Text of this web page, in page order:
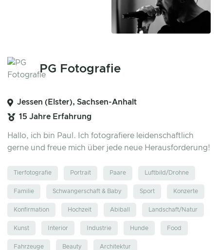
PG Fotografie
Jessen (Elster), Sachsen-Anhalt
15 Jahre Erfahrung
Hallo, ich bin Paul. Ich fotografiere leidenschaftlich
gerne und freue mich über jede neue Herausforderung!
Tierfotografie Portrait Paare Luftbild/Drohne
Familie Schwangerschaft & Baby Sport Konzerte
Konfirmation Hochzeit Abiball Landschaft/Natur
Kunst Interior Industrie Hunde Food
Fahrzeuge Beauty Architektur